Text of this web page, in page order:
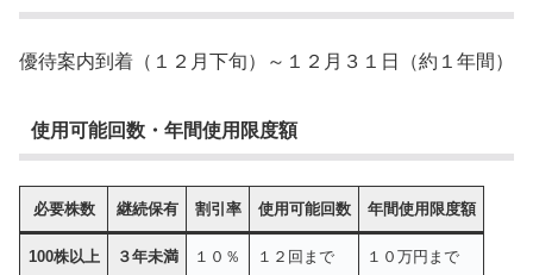
優待案内到着（１２月下旬）～１２月３１日（約１年間）
使用可能回数・年間使用限度額
必要株数 継続保有 割引率 使用可能回数 年間使用限度額
100株以上 ３年未満 １０％ １２回まで １０万円まで